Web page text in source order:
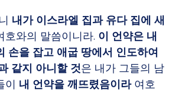
내가 이스라엘 집과 유다 집에 새
호와의 말씀이니라. 이 언약은 내
손을 잡고 애굽 땅에서 인도하여
같지 아니할 것은 내가 그들의 남
이 내 언약을 깨뜨렸음이라 여호